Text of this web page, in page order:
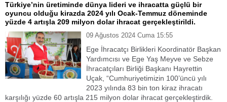
Türkiye’nin üretiminde dünya lideri ve ihracatta güçlü bir
oyuncu olduğu kirazda 2024 yılı Ocak-Temmuz döneminde
yüzde 4 artışla 209 milyon dolar ihracat gerçekleştirildi.
09 Ağustos 2024 Cuma 15:55
Ege İhracatçı Birlikleri Koordinatör Başkan
Yardımcısı ve Ege Yaş Meyve ve Sebze
İhracatçıları Birliği Başkanı Hayrettin
Uçak, “Cumhuriyetimizin 100’üncü yılı
2023 yılında 83 bin ton kiraz ihracatı
karşılığı yüzde 60 artışla 215 milyon dolar ihracat gerçekleştirdik.